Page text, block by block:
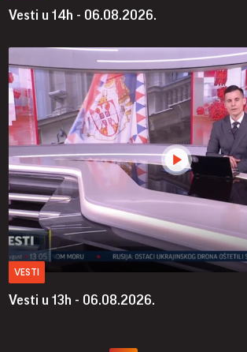
Vesti u 14h - 06.08.2026.
VESTI
Vesti u 13h - 06.08.2026.